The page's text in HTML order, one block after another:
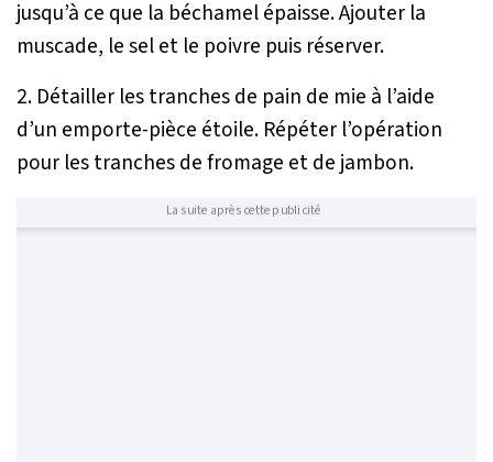
jusqu’à ce que la béchamel épaisse. Ajouter la
muscade, le sel et le poivre puis réserver.
2. Détailler les tranches de pain de mie à l’aide
d’un emporte-pièce étoile. Répéter l’opération
pour les tranches de fromage et de jambon.
La suite après cette publicité